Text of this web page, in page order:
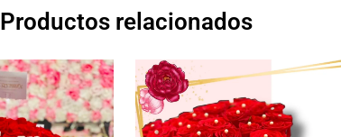
Productos relacionados